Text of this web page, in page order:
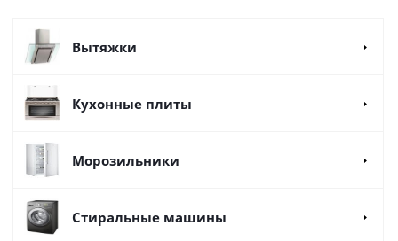
Вытяжки
Кухонные плиты
Морозильники
Стиральные машины